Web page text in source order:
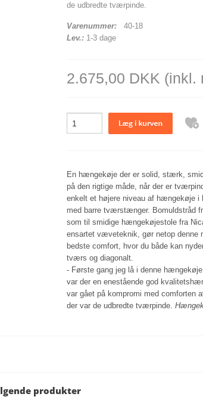
de udbredte tværpinde.
Varenummer:
40-18
Lev.: 1-3 dage
2.675,00 DKK (inkl.
En hængekøje der er solid, stærk,
på den rigtige måde, når der er
enkelt et højere niveau af hængekøje i
med barre tværstænger. Bomuldstråd
som til smidige hængekøjestole fra
ensartet væveteknik, gør netop denne
bedste comfort, hvor du både kan
tværs og diagonalt.
- Første gang jeg lå i denne
var der en enestående god
var gået på kompromi med comforten
der var de udbredte tværpinde.
produkter